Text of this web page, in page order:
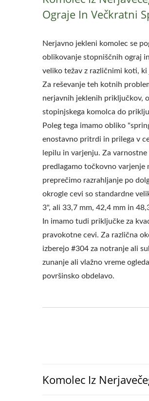
Ograje In Večkratni
Nerjavno jekleni komolec se
oblikovanje stopniščnih ograj
veliko težav z različnimi koti,
Za reševanje teh kotnih
nerjavnih jeklenih priključkov,
stopinjskega komolca do
Poleg tega imamo obliko
enostavno pritrdi in prilega v
lepilu in varjenju. Za
predlagamo točkovno varjenje
preprečimo razrahljanje po
okrogle cevi so standardne
3", ali 33,7 mm, 42,4 mm in
In imamo tudi priključke za
pravokotne cevi. Za različna
izberejo #304 za notranje ali
zunanje ali vlažno vreme
površinsko obdelavo.
Komolec Iz